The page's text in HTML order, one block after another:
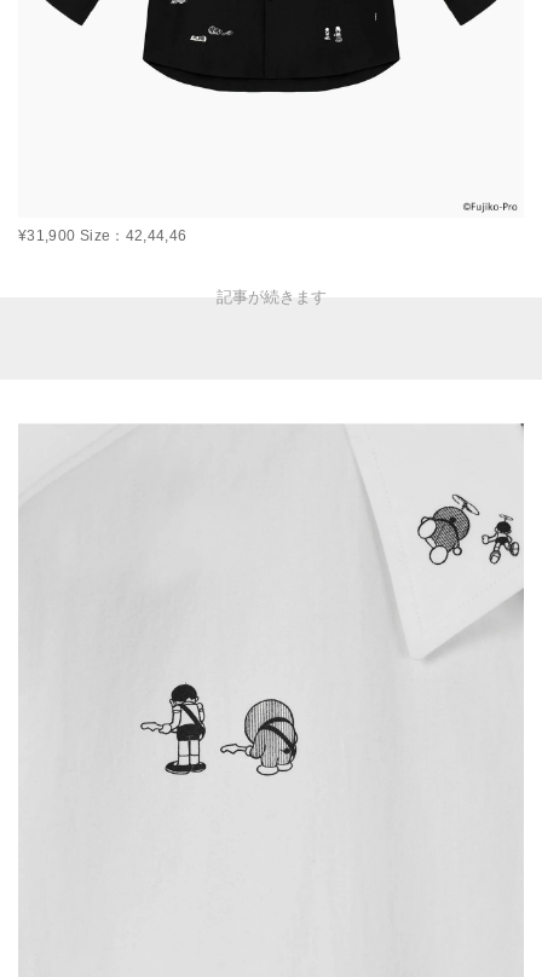
¥31,900 Size：42,44,46